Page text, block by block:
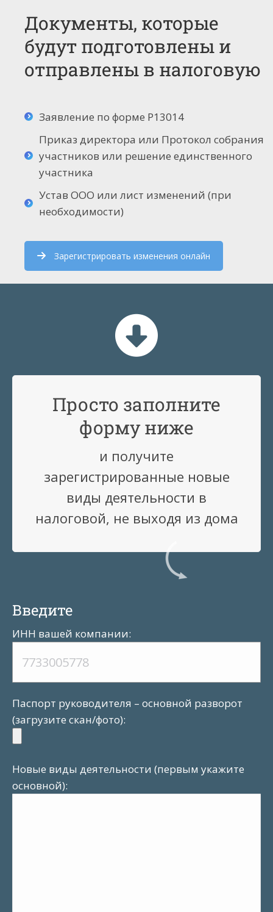
Документы, которые
будут подготовлены и
отправлены в налоговую
Заявление по форме Р13014
Приказ директора или Протокол собрания
участников или решение единственного
участника
Устав ООО или лист изменений (при
необходимости)
Зарегистрировать изменения онлайн
Просто заполните
форму ниже
и получите
зарегистрированные новые
виды деятельности в
налоговой, не выходя из дома
Введите
ИНН вашей компании:
Паспорт руководителя – основной разворот
(загрузите скан/фото):
Новые виды деятельности (первым укажите
основной):